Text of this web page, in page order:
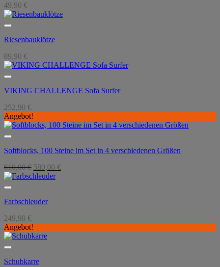
49,90 €
Riesenbauklötze
89,90 €
VIKING CHALLENGE Sofa Surfer
252,90 €
Angebot!
Softblocks, 100 Steine im Set in 4 verschiedenen Größen
610,00€ Ursprünglicher
Preis
580,00 €Aktueller
Farbschleuder
249,90 €
Angebot!
Schubkarre